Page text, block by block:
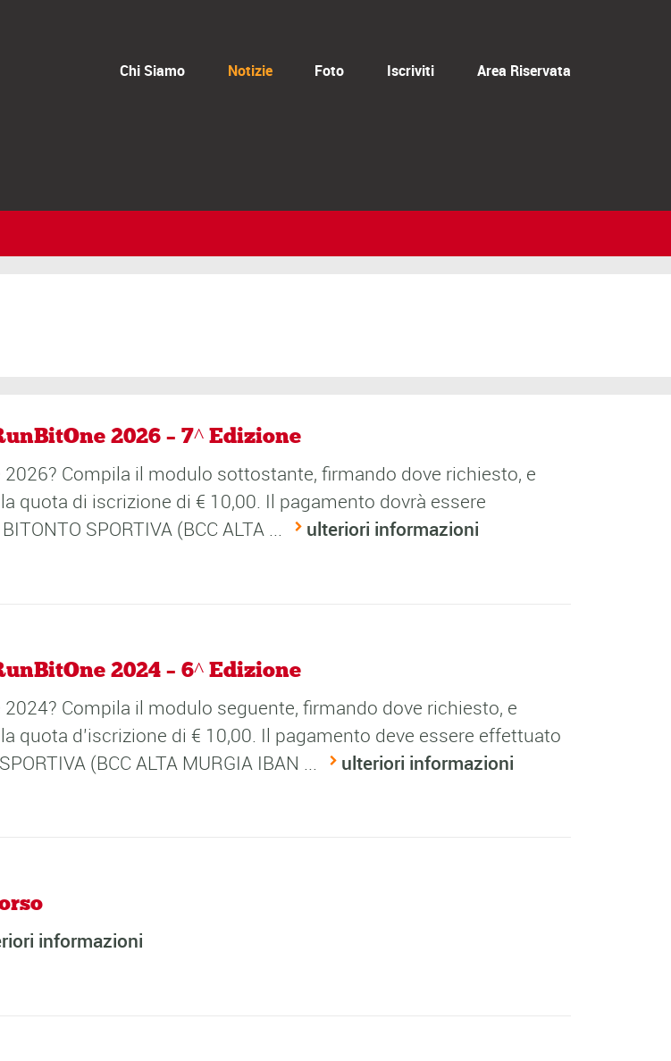
Chi Siamo Notizie Foto Iscriviti Area Riservata
2026 – 7^ Edizione
Compila il modulo sottostante, firmando dove richiesto, e
quota di iscrizione di € 10,00. Il pagamento dovrà essere
SPORTIVA (BCC ALTA ...
ulteriori informazioni
2024 – 6^ Edizione
Compila il modulo seguente, firmando dove richiesto, e
quota d’iscrizione di € 10,00. Il pagamento deve essere effettuato
(BCC ALTA MURGIA IBAN ...
ulteriori informazioni
informazioni